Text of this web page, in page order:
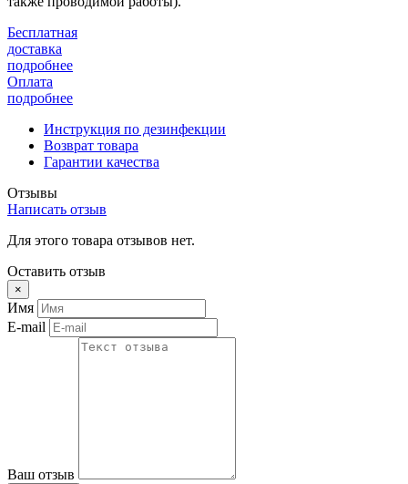
Бесплатная
доставка
подробнее
Оплата
подробнее
Инструкция по дезинфекции
Возврат товара
Гарантии качества
Отзывы
Написать отзыв
Для этого товара отзывов нет.
Оставить отзыв
×
Имя
E-mail
Ваш отзыв